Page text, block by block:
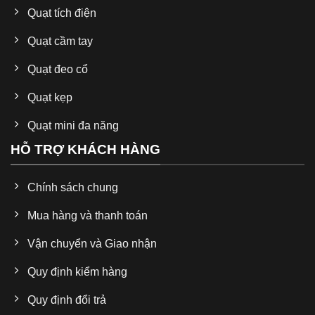
Người dùng gia đình
ngủ, phòng khách hoặc nhà bếp để làm dịu không khí
Thông số kỹ thuật cơ bản
Thương hiệu: JISULIFE
Model: FA28
Kích thước : 144L x 34W x 204H mm
Trọng lượng : 240g
Độ ồn: 40 dB
Loại pin: Lithium-Ion
Dung lượng pin
Quạt tích điện
Quạt cầm tay
Quạt đeo cổ
Quạt kẹp
Quạt mini đa năng
HỖ TRỢ KHÁCH HÀNG
Chính sách chung
Mua hàng và thanh toán
Vận chuyển và Giao nhận
Quy định kiểm hàng
Quy định đổi trả